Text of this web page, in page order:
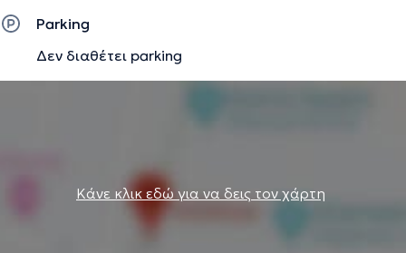
Parking
Δεν διαθέτει parking
Κάνε κλικ εδώ για να δεις τον χάρτη